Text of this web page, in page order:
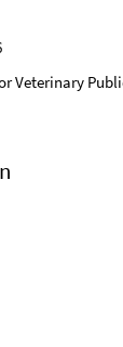
Veterinary